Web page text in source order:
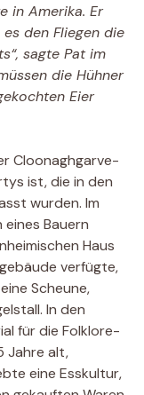
in Amerika. Er
den Fliegen die
sagte Pat im
die Hühner
Eier
Cloonaghgarve-
ist, die in den
wurden. Im
eines Bauern
Haus
verfügte,
Scheune,
In den
für die Folklore-
Jahre alt,
eine Esskultur,